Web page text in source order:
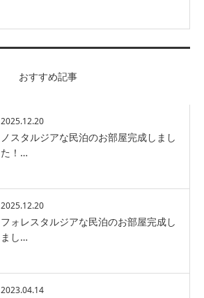
おすすめ記事
2025.12.20
ノスタルジアな民泊のお部屋完成しまし
た！…
2025.12.20
フォレスタルジアな民泊のお部屋完成し
まし…
2023.04.14